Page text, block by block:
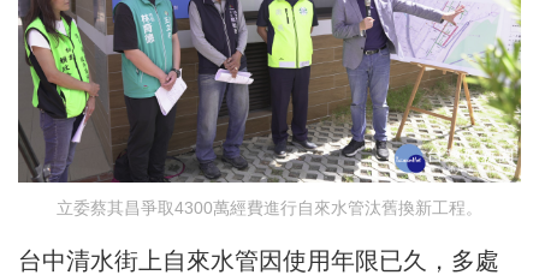
立委蔡其昌爭取4300萬經費進行自來水管汰舊換新工程。
台中清水街上自來水管因使用年限已久，多處